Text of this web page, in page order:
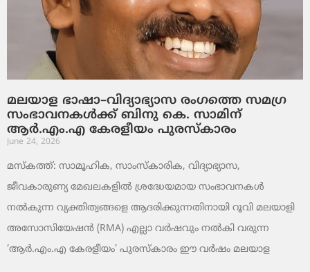
മലയാള ഭാഷാ–വിദ്യാഭ്യാസ രംഗത്തെ സമഗ്ര
സംഭാവനകൾക്ക് ബിനു കെ. സാമിന്
ആർ.എം.എ കേരളീയം പുരസ്‌കാരം
June 24, 2026
മസ്കത്ത്: സാമൂഹിക, സാംസ്‌കാരിക, വിദ്യാഭ്യാസ,
ജീവകാരുണ്യ മേഖലകളിൽ ശ്രദ്ധേയമായ സംഭാവനകൾ
നൽകുന്ന വ്യക്തിത്വങ്ങളെ ആദരിക്കുന്നതിനായി റൂവി മലയാളി
അസോസിയേഷൻ (RMA) എല്ലാ വർഷവും നൽകി വരുന്ന
‘ആർ.എം.എ കേരളീയം’ പുരസ്‌കാരം ഈ വർഷം മലയാള